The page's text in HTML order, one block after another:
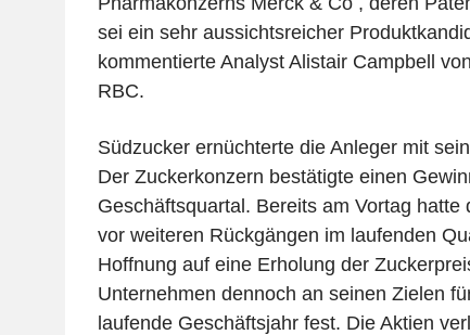
sei ein sehr aussichtsreicher
kommentierte Analyst Alistair Campbell
RBC.
Südzucker ernüchterte die Anleger mit
Der Zuckerkonzern bestätigte einen
Geschäftsquartal. Bereits am Vortag hatte
vor weiteren Rückgängen im laufenden
Hoffnung auf eine Erholung der
Unternehmen dennoch an seinen Zielen
laufende Geschäftsjahr fest. Die Aktien